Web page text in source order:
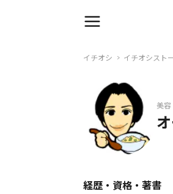
イチオシ イチオシスト
美容
経歴・資格・著書